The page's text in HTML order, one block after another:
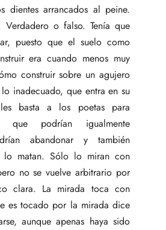
dientes arrancados al peine.
o falso. Tenía que
puesto que el suelo como
era cuando menos muy
construir sobre un agujero
inadecuado, que entra en su
basta a los poetas para
que podrían igualmente
abandonar y también
lo matan. Sólo lo miran con
no se vuelve arbitrario por
clara. La mirada toca con
es tocado por la mirada dice
aunque apenas haya sido